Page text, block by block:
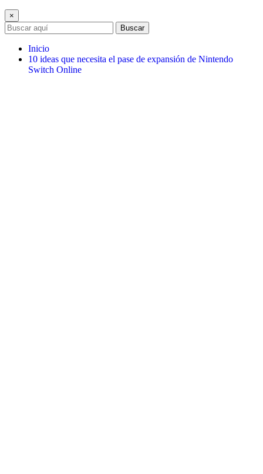
×
Buscar
Inicio
10 ideas que necesita el pase de expansión de Nintendo
Switch Online